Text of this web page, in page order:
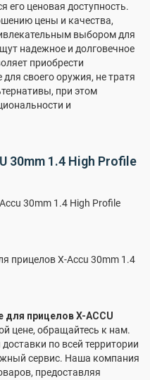
его ценовая доступность.
цены и качества,
выбором для
надежное и долговечное
приобрести
своего оружия, не тратя
при этом
и
30mm 1.4 High Profile
30mm 1.4 High Profile
прицелов X-Accu 30mm 1.4
для прицелов X-ACCU
цене, обращайтесь к нам.
по всей территории
сервис. Наша компания
предоставляя